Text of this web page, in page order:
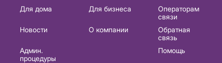
Основная
навигация
Для дома Для бизнеса
Операторам
связи
Новости
О компании
Обратная
связь
Админ.
процедуры
Помощь